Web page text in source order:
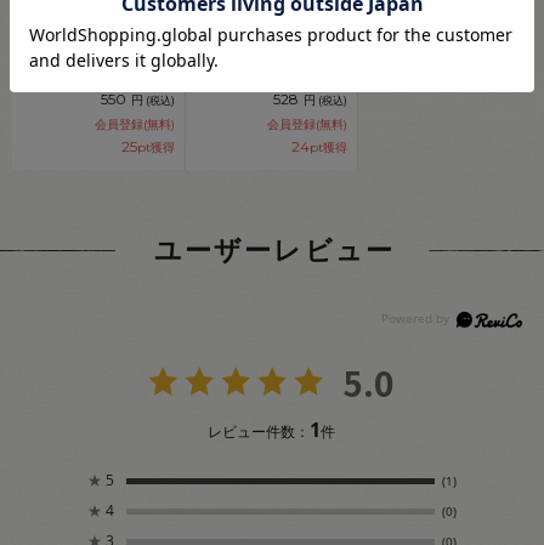
通し クリップ式（35-
114） 08Ac99_
550 円 (税込)
会員登録(無料)
25pt獲得
差し（35-102）
08Ac99_
528 円 (税込)
会員登録(無料)
24pt獲得
ユーザーレビュー
5.0
レビュー件数： 1件
★ 5 (1)
★ 4 (0)
★ 3 (0)